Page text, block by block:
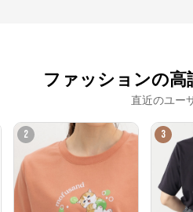
ファッションの
直近のユー
2 3